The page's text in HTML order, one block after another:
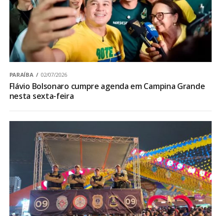
PARAÍBA 02/07/2026
Flávio Bolsonaro cumpre agenda em Campina Grande
nesta sexta-feira